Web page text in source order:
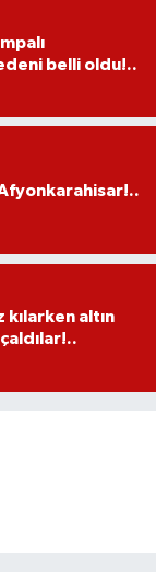
belli oldu!..
kılarken altın